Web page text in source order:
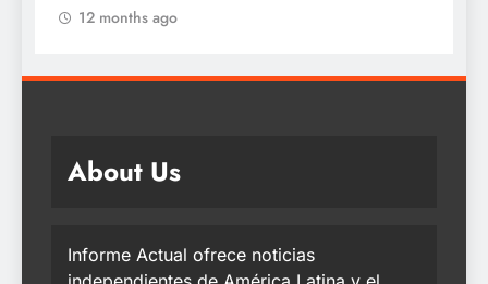
12 months ago
About Us
Informe Actual ofrece noticias